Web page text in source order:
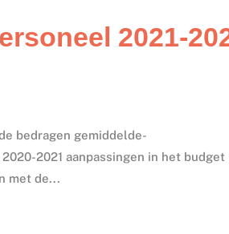
2021-
bedragen gemiddelde-
2021 aanpassingen in het budget
met de...